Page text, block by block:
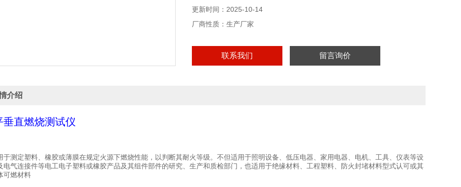
更新时间：2025-10-14
厂商性质：生产厂家
联系我们 留言询价
介绍
垂直燃烧测试仪
于测定塑料、橡胶或薄膜在规定火源下燃烧性能，以判断其耐火等级。不但适用于照明设备、低压电器、家用电器、电机、工具、仪表等设
电气连接件等电工电子塑料或橡胶产品及其组件部件的研究、生产和质检部门，也适用于绝缘材料、工程塑料、防火封堵材料型式认可或其
可燃材料